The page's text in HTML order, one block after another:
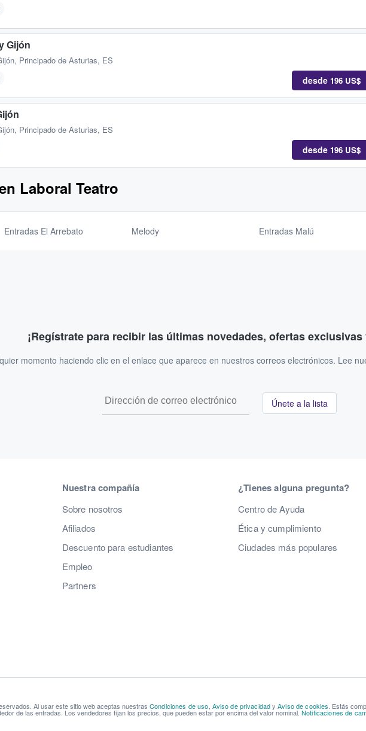
Gijón
Principado de Asturias, ES
desde 196 US$
Principado de Asturias, ES
desde 196 US$
Laboral Teatro
Entradas El Arrebato Melody Entradas Malú
¡Regístrate para recibir las últimas novedades, ofertas
momento haciendo clic en el enlace que aparece en nuestros correos electrónicos. Lee
Únete a la lista
Nuestra compañía
Sobre nosotros
Afiliados
Descuento para estudiantes
Empleo
Partners
¿Tienes alguna pregunta?
Centro de Ayuda
Ética y cumplimiento
Ciudades más populares
Al usar este sitio web aceptas nuestras Condiciones de uso Aviso de privacidadyAviso de cookies . Estás
de las entradas. Los vendedores fijan los precios, que pueden estar por encima del valor nominal.Notificaciones de